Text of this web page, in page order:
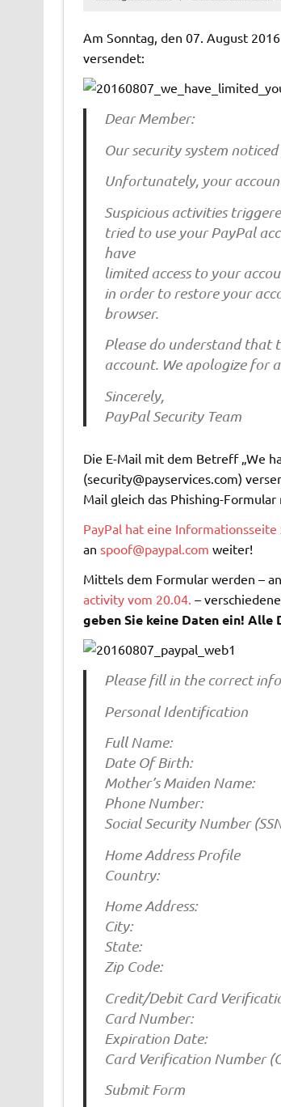
Am Sonntag, den 07. August
versendet:
Dear Member:
Our security system
Unfortunately, your
Suspicious activities
tried to use your PayPal
have
limited access to your
in order to restore your
browser.
Please do understand that
account. We apologize for
Sincerely,
PayPal Security Team
Die E-Mail mit dem Betreff „We
(security@payservices.com)
Mail gleich das Phishing-
PayPal hat eine Informationsseite
an spoof@paypal.com weiter!
Mittels dem Formular werden –
activity vom 20.04. –
geben Sie keine Daten ein!
Please fill in the correct
Personal Identification
Full Name:
Date Of Birth:
Mother’s Maiden Name:
Phone Number:
Social Security Number
Home Address Profile
Country:
Home Address:
City:
State:
Zip Code:
Credit/Debit Card
Card Number:
Expiration Date:
Card Verification Number
Submit Form